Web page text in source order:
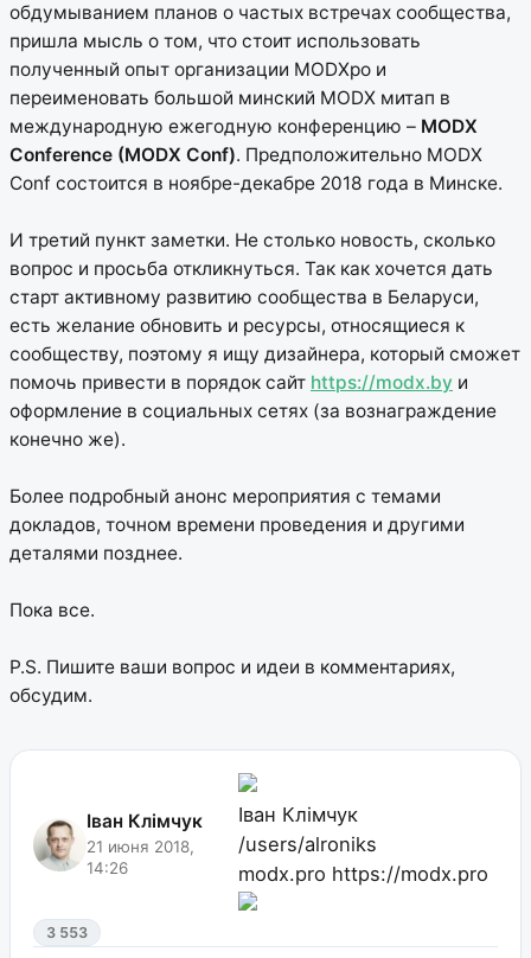
обдумыванием планов о частых встречах сообщества,
пришла мысль о том, что стоит использовать
полученный опыт организации MODXpo и
переименовать большой минский MODX митап в
международную ежегодную конференцию – MODX
Conference (MODX Conf). Предположительно MODX
Conf состоится в ноябре-декабре 2018 года в Минске.
И третий пункт заметки. Не столько новость, сколько
вопрос и просьба откликнуться. Так как хочется дать
старт активному развитию сообщества в Беларуси,
есть желание обновить и ресурсы, относящиеся к
сообществу, поэтому я ищу дизайнера, который сможет
помочь привести в порядок сайт https://modx.by и
оформление в социальных сетях (за вознаграждение
конечно же).
Более подробный анонс мероприятия с темами
докладов, точном времени проведения и другими
деталями позднее.
Пока все.
P.S. Пишите ваши вопрос и идеи в комментариях,
обсудим.
Іван Клімчук
21 июня 2018,
14:26
Іван Клімчук
/users/alroniks
modx.pro https://modx.pro
3 553